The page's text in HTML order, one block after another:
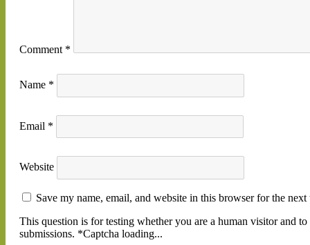
Comment *
Name *
Email *
Website
Save my name, email, and website in this browser for the
This question is for testing whether you are a human visitor and to
submissions. *Captcha loading...